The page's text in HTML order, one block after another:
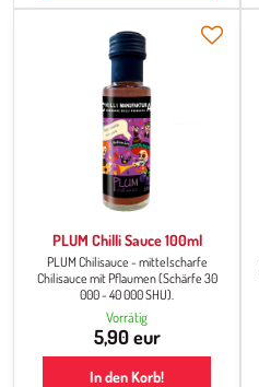
PLUM Chilli Sauce 100ml
PLUM Chilisauce - mittelscharfe
Chilisauce mit Pflaumen (Schärfe 30
000 - 40 000 SHU).
Vorrätig
5,90 eur
In den Korb!